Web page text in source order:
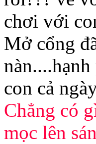
chơi với
Mở cổng
con cả
Chẳng có
mọc lên